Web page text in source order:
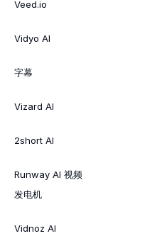
Veed.io
Vidyo AI
字幕
Vizard AI
2short AI
Runway AI 视频
发电机
Vidnoz AI